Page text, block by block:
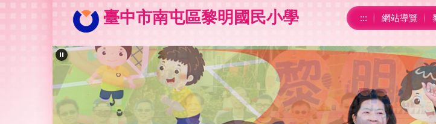
臺中市南屯區黎明國民小學 ::: 網站導覽